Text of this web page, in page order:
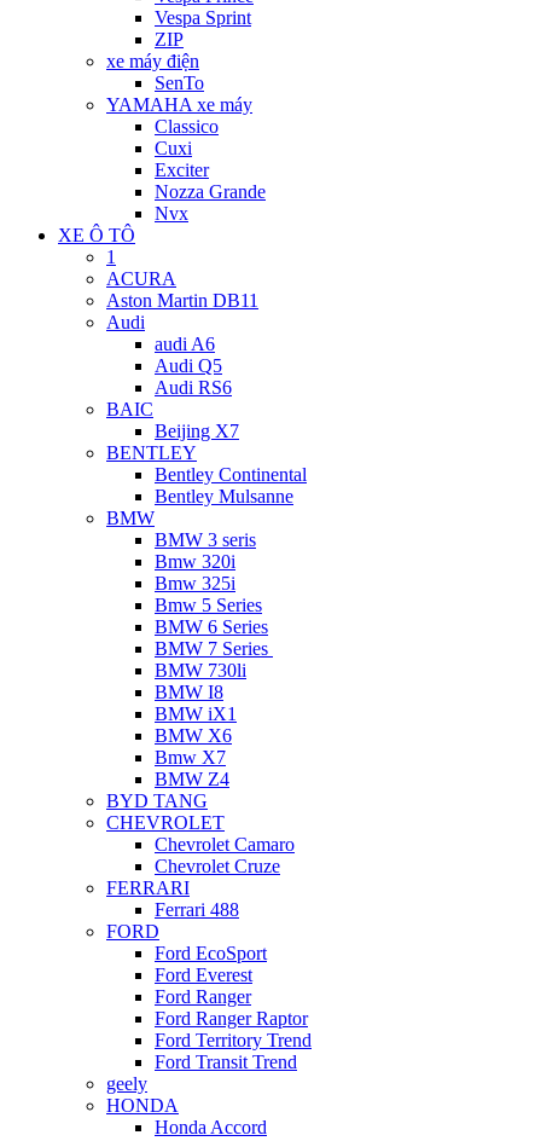
Vespa Sprint
ZIP
xe máy điện
SenTo
YAMAHA xe máy
Classico
Cuxi
Exciter
Nozza Grande
Nvx
XE Ô TÔ
1
ACURA
Aston Martin DB11
Audi
audi A6
Audi Q5
Audi RS6
BAIC
Beijing X7
BENTLEY
Bentley Continental
Bentley Mulsanne
BMW
BMW 3 seris
Bmw 320i
Bmw 325i
Bmw 5 Series
BMW 6 Series
BMW 7 Series
BMW 730li
BMW I8
BMW iX1
BMW X6
Bmw X7
BMW Z4
BYD TANG
CHEVROLET
Chevrolet Camaro
Chevrolet Cruze
FERRARI
Ferrari 488
FORD
Ford EcoSport
Ford Everest
Ford Ranger
Ford Ranger Raptor
Ford Territory Trend
Ford Transit Trend
geely
HONDA
Honda Accord